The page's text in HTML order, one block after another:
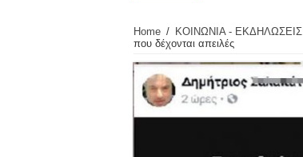
Home / ΚΟΙΝΩΝΙΑ - ΕΚΔΗΛΩΣΕΙΣ
που δέχονται απειλές